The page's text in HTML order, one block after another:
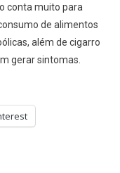
conta muito para
de alimentos
além de cigarro
gerar sintomas.